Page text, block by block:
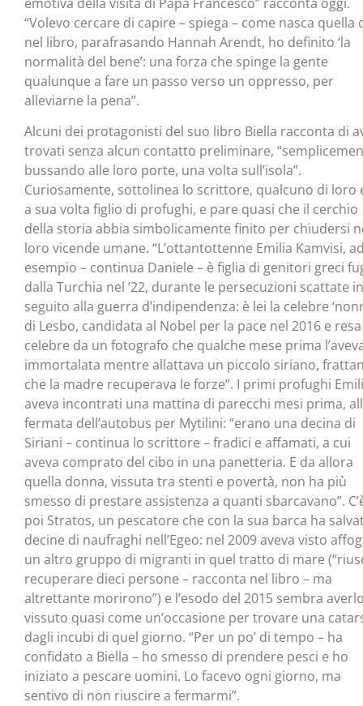
“Volevo cercare di capire – spiega – come nasca quella
nel libro, parafrasando Hannah Arendt, ho definito ‘la
normalità del bene’: una forza che spinge la gente
qualunque a fare un passo verso un oppresso, per
alleviarne la pena”.
Alcuni dei protagonisti del suo libro Biella racconta di
trovati senza alcun contatto preliminare,
bussando alle loro porte, una volta sull’isola”.
Curiosamente, sottolinea lo scrittore, qualcuno di loro
a sua volta figlio di profughi, e pare quasi che il cerchio
della storia abbia simbolicamente finito per chiudersi
loro vicende umane. “L’ottantottenne Emilia Kamvisi,
esempio – continua Daniele – è figlia di genitori greci
dalla Turchia nel ’22, durante le persecuzioni scattate in
seguito alla guerra d’indipendenza: è lei la celebre
di Lesbo, candidata al Nobel per la pace nel 2016 e resa
celebre da un fotografo che qualche mese prima
immortalata mentre allattava un piccolo siriano,
che la madre recuperava le forze”. I primi profughi
aveva incontrati una mattina di parecchi mesi prima,
fermata dell’autobus per Mytilini: “erano una decina di
Siriani – continua lo scrittore – fradici e affamati, a cui
aveva comprato del cibo in una panetteria. E da allora
quella donna, vissuta tra stenti e povertà, non ha più
smesso di prestare assistenza a quanti sbarcavano”.
poi Stratos, un pescatore che con la sua barca ha
decine di naufraghi nell’Egeo: nel 2009 aveva visto
un altro gruppo di migranti in quel tratto di mare
recuperare dieci persone – racconta nel libro – ma
altrettante morirono”) e l’esodo del 2015 sembra
vissuto quasi come un’occasione per trovare una
dagli incubi di quel giorno. “Per un po’ di tempo – ha
confidato a Biella – ho smesso di prendere pesci e ho
iniziato a pescare uomini. Lo facevo ogni giorno, ma
sentivo di non riuscire a fermarmi”.